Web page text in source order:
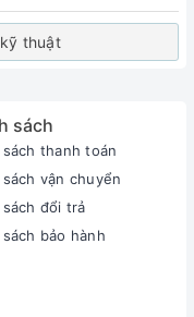
thuật
sách
thanh toán
vận chuyển
đổi trả
bảo hành